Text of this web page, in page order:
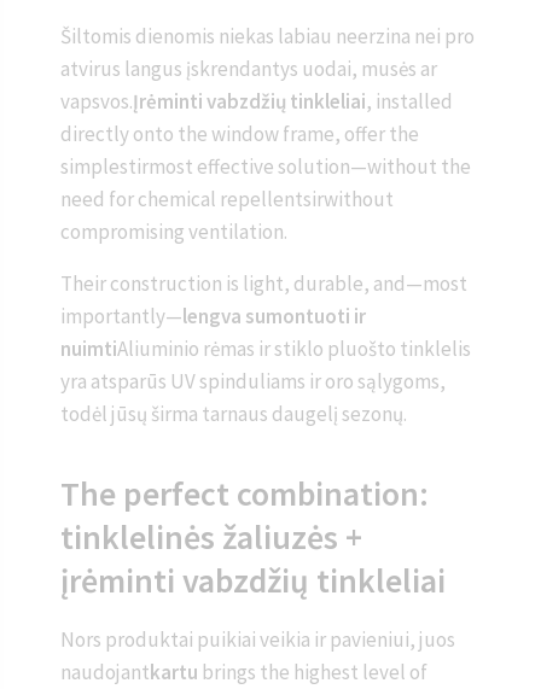
Šiltomis dienomis niekas labiau neerzina nei pro
atvirus langus įskrendantys uodai, musės ar
vapsvos.Įrėminti vabzdžių tinkleliai, installed
directly onto the window frame, offer the
simplestirmost effective solution—without the
need for chemical repellentsirwithout
compromising ventilation.
Their construction is light, durable, and—most
importantly—lengva sumontuoti ir
nuimtiAliuminio rėmas ir stiklo pluošto tinklelis
yra atsparūs UV spinduliams ir oro sąlygoms,
todėl jūsų širma tarnaus daugelį sezonų.
The perfect combination:
tinklelinės žaliuzės +
įrėminti vabzdžių tinkleliai
Nors produktai puikiai veikia ir pavieniui, juos
naudojantkartu brings the highest level of